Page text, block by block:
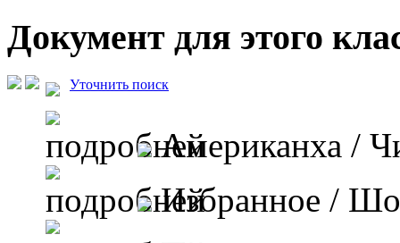
Документ для этого
Уточнить поиск
Американха /
Избранное /